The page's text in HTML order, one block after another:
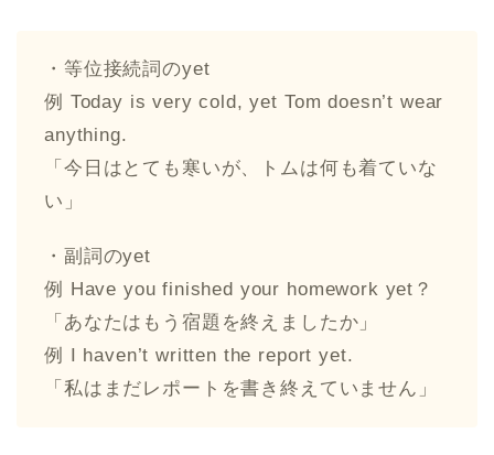
・等位接続詞のyet
例 Today is very cold, yet Tom doesn’t wear
anything.
「今日はとても寒いが、トムは何も着ていな
い」
・副詞のyet
例 Have you finished your homework yet？
「あなたはもう宿題を終えましたか」
例 I haven’t written the report yet.
「私はまだレポートを書き終えていません」